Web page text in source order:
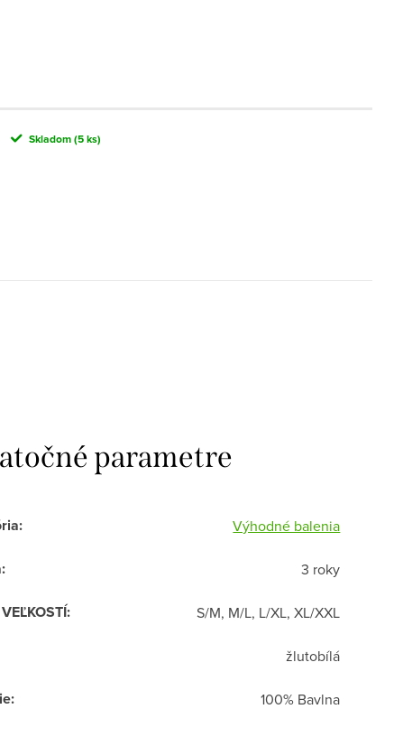
Skladom(5 ks)
parametre
: Výhodné balenia
: 3 roky
: S/M, M/L, L/XL, XL/XXL
žlutobílá
: 100% Bavlna